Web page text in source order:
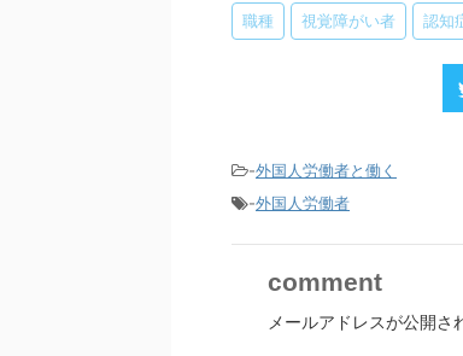
職種 視覚障がい者 認知
-外国人労働者と働く
-外国人労働者
comment
メールアドレスが公開さ